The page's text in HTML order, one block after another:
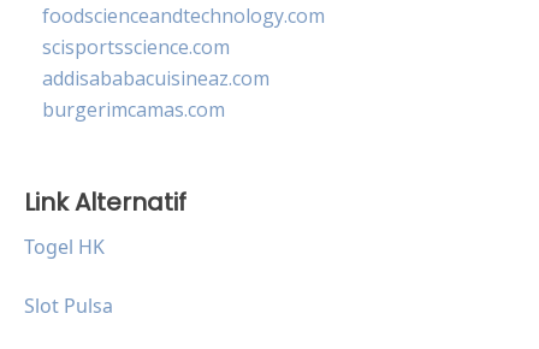
foodscienceandtechnology.com
scisportsscience.com
addisababacuisineaz.com
burgerimcamas.com
Link Alternatif
Togel HK
Slot Pulsa